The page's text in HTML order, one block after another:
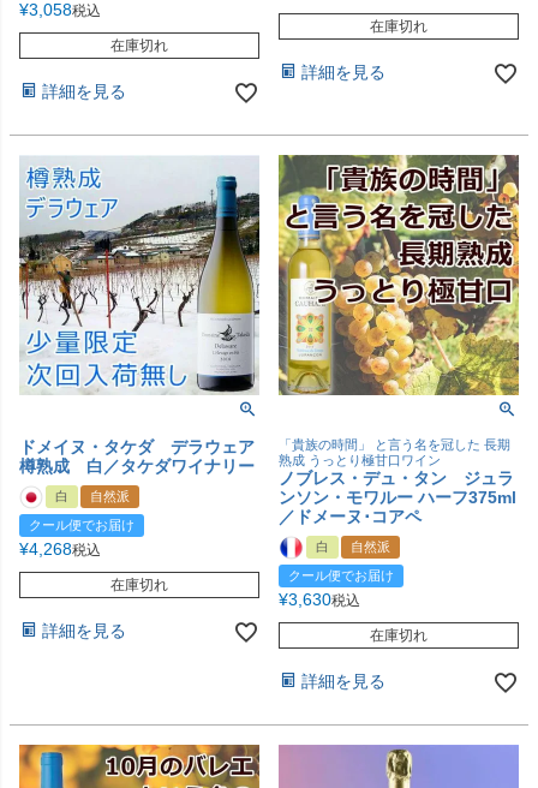
¥3,058税込
在庫切れ
詳細を見る
在庫切れ
詳細を見る
ドメイヌ・タケダ デラウェア
樽熟成 白／タケダワイナリー
白
自然派
クール便でお届け
¥4,268税込
在庫切れ
詳細を見る
「貴族の時間」 と言う名を冠した 長期
熟成 うっとり極甘口ワイン
ノブレス・デュ・タン ジュラ
ンソン・モワルー ハーフ375ml
／ドメーヌ･コアペ
白
自然派
クール便でお届け
¥3,630税込
在庫切れ
詳細を見る